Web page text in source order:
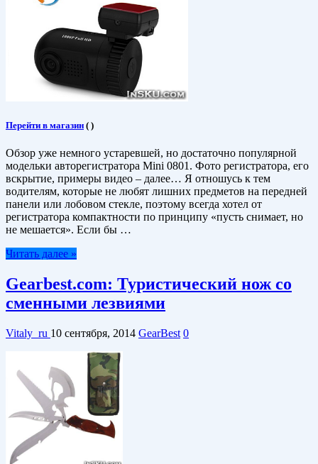
Перейти в магазин ( )
Обзор уже немного устаревшей, но достаточно популярной
модельки авторегистратора Mini 0801. Фото регистратора, его
вскрытие, примеры видео – далее… Я отношусь к тем
водителям, которые не любят лишних предметов на передней
панели или лобовом стекле, поэтому всегда хотел от
регистратора компактности по принципу «пусть снимает, но
не мешается». Если бы …
Читать далее »
Gearbest.com: Туристический нож со
сменными лезвиями
Vitaly_ru 10 сентября, 2014 GearBest 0